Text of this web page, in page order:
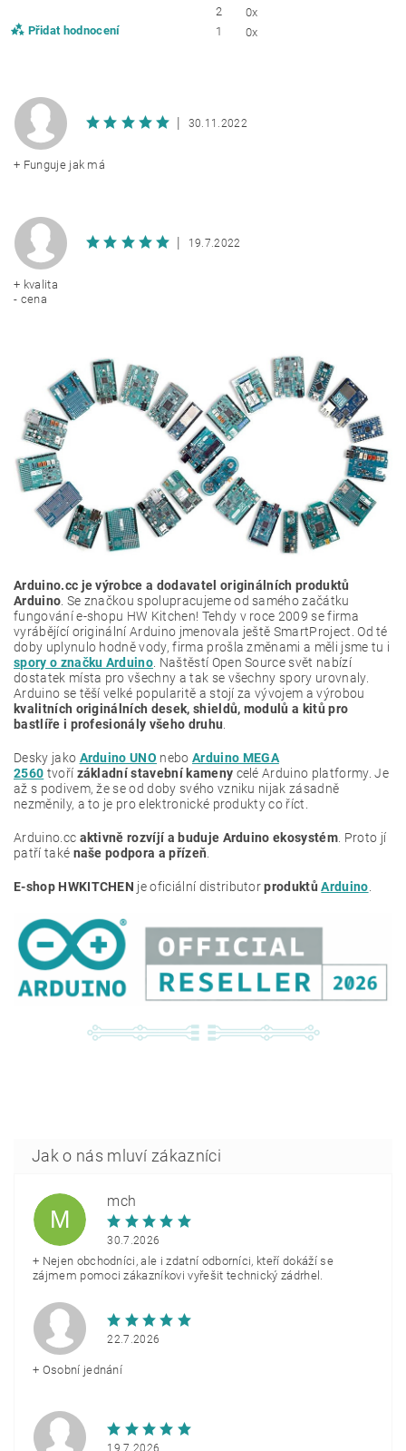
Přidat hodnocení
2
0x
1
0x
30.11.2022
+ Funguje jak má
19.7.2022
+ kvalita
- cena
Arduino.cc je výrobce a dodavatel originálních produktů
Arduino . Se značkou spolupracujeme od samého začátku
fungování e-shopu HW Kitchen! Tehdy v roce 2009 se firma
vyrábějící originální Arduino jmenovala ještě SmartProject. Od té
doby uplynulo hodně vody, firma prošla změnami a měli jsme tu i
spory o značku Arduino . Naštěstí Open Source svět nabízí
dostatek místa pro všechny a tak se všechny spory urovnaly.
Arduino se těší velké popularitě a stojí za vývojem a výrobou
kvalitních originálních desek, shieldů, modulů a kitů pro
bastlíře i profesionály všeho druhu
Desky jako Arduino UNO nebo Arduino MEGA
2560 tvoří základní stavební kameny celé Arduino platformy. Je
až s podivem, že se od doby svého vzniku nijak zásadně
nezměnily, a to je pro elektronické produkty co říct.
Arduino.cc aktivně rozvíjí a buduje Arduino ekosystém. Proto jí
patří také naše podpora a přízeň
E-shop HWKITCHEN je oficiální distributorproduktůArduino
M
mch
30.7.2026
+ Nejen obchodníci, ale i zdatní odborníci, kteří dokáží se
zájmem pomoci zákazníkovi vyřešit technický zádrhel.
22.7.2026
+ Osobní jednání
19.7.2026